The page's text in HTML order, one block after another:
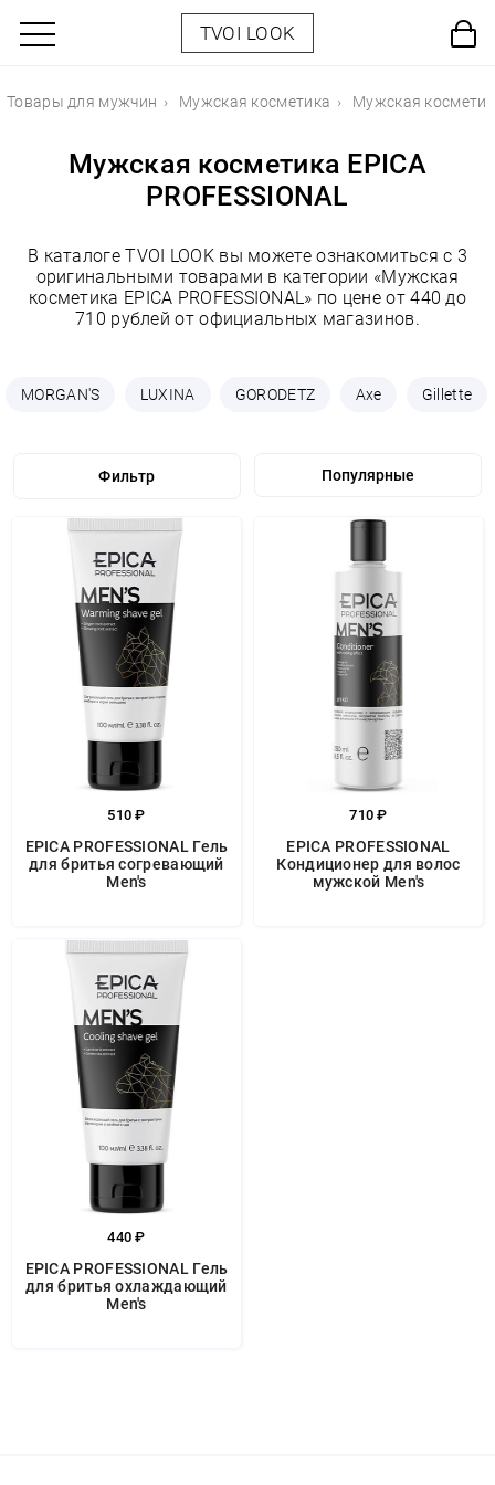
TVOI LOOK
Товары для мужчин Мужская косметика Мужская
Мужская косметика EPICA
PROFESSIONAL
В каталоге TVOI LOOK вы можете ознакомиться с 3
оригинальными товарами в категории «Мужская
косметика EPICA PROFESSIONAL» по цене от 440 до
710 рублей от официальных магазинов.
MORGAN'S LUXINA GORODETZ Axe Gillette
Фильтр
510 ₽
EPICA PROFESSIONAL Гель
для бритья согревающий
Men's
710 ₽
EPICA PROFESSIONAL
Кондиционер для волос
мужской Men's
440 ₽
EPICA PROFESSIONAL Гель
для бритья охлаждающий
Men's